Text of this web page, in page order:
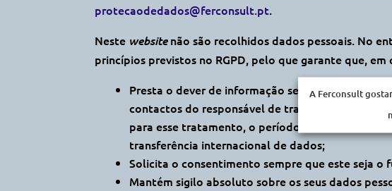
protecaodedados@ferconsult.pt.
Neste websitenão são recolhidos dados pessoais. No
princípios previstos no RGPD, pelo que garante que,
Presta o dever de informação sempre que
contactos do responsável de tratamentos, as
para esse tratamento, o período de
transferência internacional de dados;
Solicita o consentimento sempre que este seja
Mantém sigilo absoluto sobre os seus dados
A Ferconsult